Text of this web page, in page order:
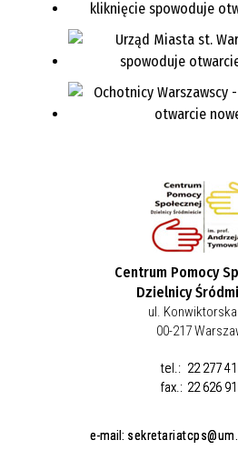
Centrum Pomocy
Dzielnicy
ul.
00-217
tel.: 22 277
fax.: 22 626
e-mail: